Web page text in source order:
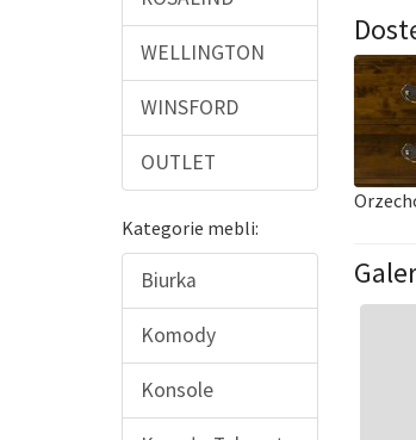
WELLINGTON
WINSFORD
OUTLET
Kategorie mebli:
Biurka
Komody
Konsole